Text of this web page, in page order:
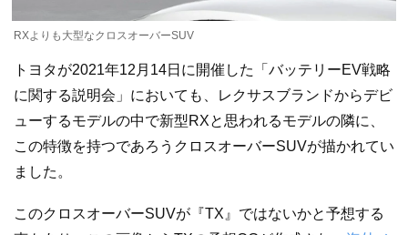
RXよりも大型なクロスオーバーSUV
トヨタが2021年12月14日に開催した「バッテリーEV戦略
に関する説明会」においても、レクサスブランドからデビ
ューするモデルの中で新型RXと思われるモデルの隣に、
この特徴を持つであろうクロスオーバーSUVが描かれてい
ました。
このクロスオーバーSUVが『TX』ではないかと予想する